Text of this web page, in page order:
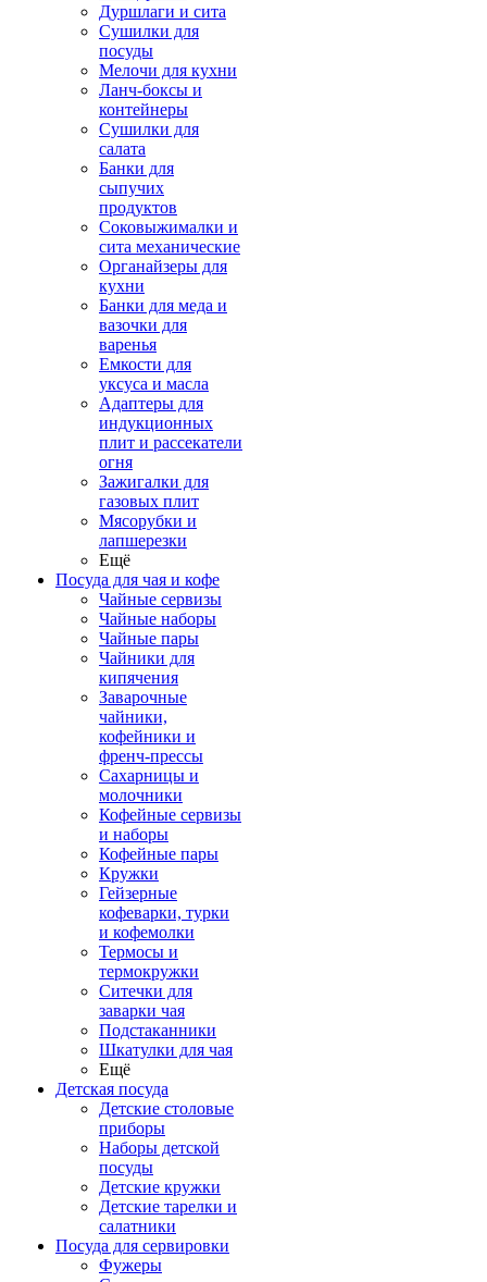
Дуршлаги и сита
Сушилки для
посуды
Мелочи для кухни
Ланч-боксы и
контейнеры
Сушилки для
салата
Банки для
сыпучих
продуктов
Соковыжималки и
сита механические
Органайзеры для
кухни
Банки для меда и
вазочки для
варенья
Емкости для
уксуса и масла
Адаптеры для
индукционных
плит и рассекатели
огня
Зажигалки для
газовых плит
Мясорубки и
лапшерезки
Ещё
Посуда для чая и кофе
Чайные сервизы
Чайные наборы
Чайные пары
Чайники для
кипячения
Заварочные
чайники,
кофейники и
френч-прессы
Сахарницы и
молочники
Кофейные сервизы
и наборы
Кофейные пары
Кружки
Гейзерные
кофеварки, турки
и кофемолки
Термосы и
термокружки
Ситечки для
заварки чая
Подстаканники
Шкатулки для чая
Ещё
Детская посуда
Детские столовые
приборы
Наборы детской
посуды
Детские кружки
Детские тарелки и
салатники
Посуда для сервировки
Фужеры